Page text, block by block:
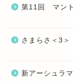
第11回 マン
さまらさ＜3＞
新アーシュラ